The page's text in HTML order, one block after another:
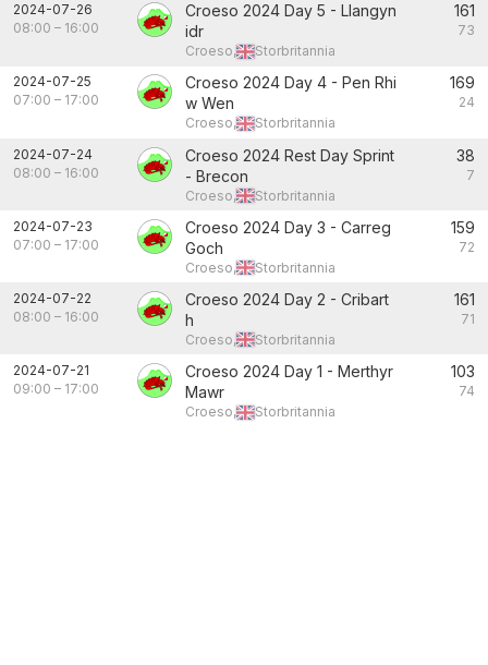
2024-07-26
08:00 – 16:00
Croeso 2024 Day 5 - Llangyn
idr
Croeso, Storbritannia
161
73
2024-07-25
07:00 – 17:00
Croeso 2024 Day 4 - Pen Rhi
w Wen
Croeso, Storbritannia
169
24
2024-07-24
08:00 – 16:00
Croeso 2024 Rest Day Sprint
- Brecon
Croeso, Storbritannia
38
7
2024-07-23
07:00 – 17:00
Croeso 2024 Day 3 - Carreg
Goch
Croeso, Storbritannia
159
72
2024-07-22
08:00 – 16:00
Croeso 2024 Day 2 - Cribart
h
Croeso, Storbritannia
161
71
2024-07-21
09:00 – 17:00
Croeso 2024 Day 1 - Merthyr
Mawr
Croeso, Storbritannia
103
74